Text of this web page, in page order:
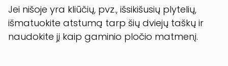
Jei nišoje yra kliūčių, pvz., išsikišusių plytelių,
išmatuokite atstumą tarp šių dviejų taškų ir
naudokite jį kaip gaminio pločio matmenį.